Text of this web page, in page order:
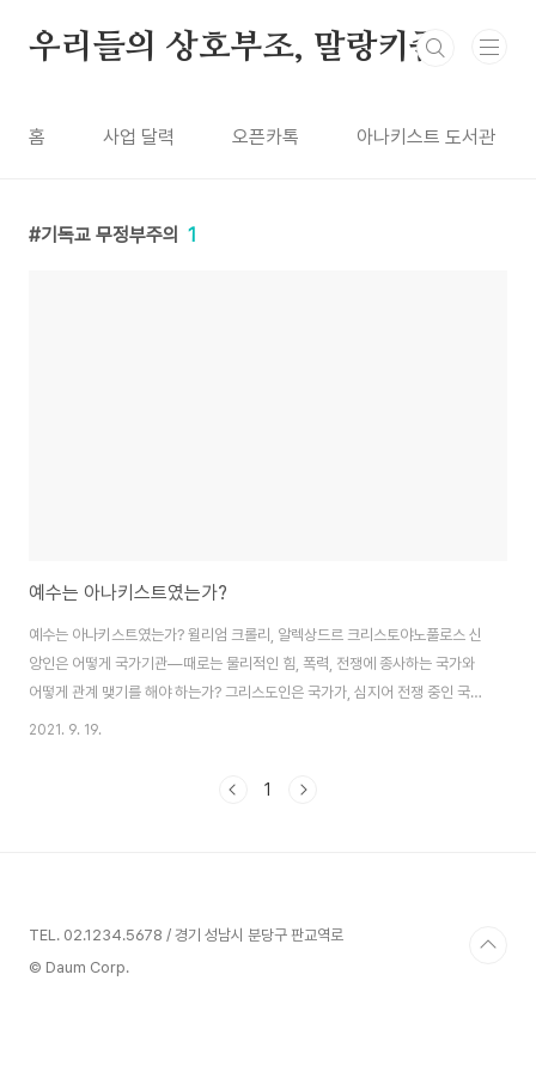
우리들의 상호부조, 말랑키즘
홈 사업 달력 오픈카톡 아나키스트 도서관
기독교 무정부주의 1
예수는 아나키스트였는가?
예수는 아나키스트였는가? 윌리엄 크롤리, 알렉상드르 크리스토야노풀로스 신
앙인은 어떻게 국가기관―때로는 물리적인 힘, 폭력, 전쟁에 종사하는 국가와
어떻게 관계 맺기를 해야 하는가? 그리스도인은 국가가, 심지어 전쟁 중인 국가
라도 하느님의 승인을 받는다는 것을 받아들여야 하는가, 아니면 평화로운 하
곳에 있다는 것을 보여야 하는가? 이것들은 정치신학 부문의 핵심을 찌르는 큰
2021. 9. 19.
1
TEL. 02.1234.5678 / 경기 성남시 분당구 판교역로
© Daum Corp.